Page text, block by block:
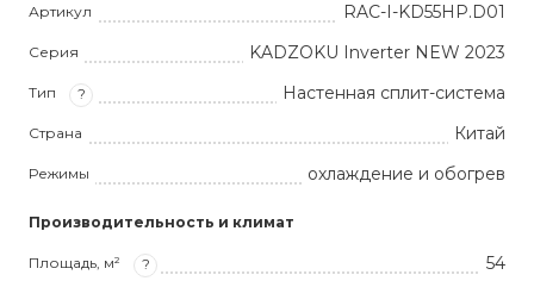
Артикул RAC-I-KD55HP.D01
Серия KADZOKU Inverter NEW 2023
Тип ? Настенная сплит-система
Страна Китай
Режимы охлаждение и обогрев
Производительность и климат
Площадь, м² ? 54